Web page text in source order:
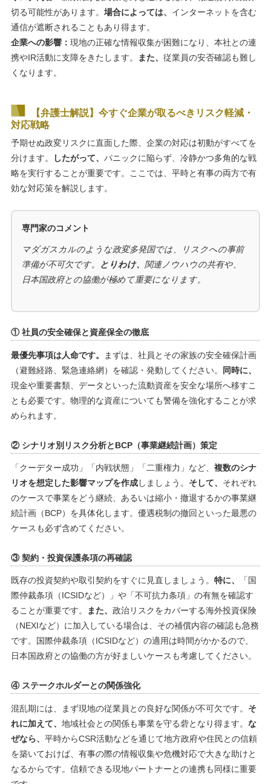
切る可能性があります。 場合によっては、 インターネットを含む
通信が遮断されることもあり得ます。
企業への影響： 現地の正確な情報収集が困難になり、本社との連
携やIR活動に支障をきたします。
また、 従業員の安否確認も難し
くなります。
【弁護士解説】今すぐ企業が取るべきリスク軽減・
対応戦略
予期せぬ政変リスクに直面した際、企業の対応は初動がすべてを
分けます。
したがって、 パニックに陥らず、冷静かつ多角的な戦
略を実行することが重要です。ここでは、平時と有事の両方で有
効な対応策を解説します。
専門家のコメント
マダガスカルのような政変多発国では、リスクへの事前
準備が不可欠です。
とりわけ、 関連ノウハウの共有や、
日本国政府との協働が極めて重要になります。
① 社員の安全確保と資産保全の徹底
最優先事項は人命です。
まずは、社員とその家族の安全確保計画
（避難経路、緊急連絡網）を確認・発動してください。
同時に、
現金や重要書類、データといった流動資産を安全な場所へ移すこ
とも必要です。物理的な資産についても警備を強化することが求
められます。
② シナリオ別リスク分析とBCP（事業継続計画）策定
「クーデター成功」「内戦状態」「二重権力」など、 複数のシナ
リオを想定した影響マップを作成しましょう。 そして、 それぞれ
のケースで事業をどう継続、あるいは縮小・撤退するかの事業継
続計画（BCP）を具体化します。優遇税制の撤回といった最悪の
ケースも必ず含めてください。
③ 契約・投資保護条項の再確認
既存の投資契約や取引契約をすぐに見直しましょう。 特に、
「国
際仲裁条項（ICSIDなど）」や「不可抗力条項」の有無を確認す
ることが重要です。
また、 政治リスクをカバーする海外投資保険
（NEXIなど）に加入している場合は、その補償内容の確認も急務
です。国際仲裁条項（ICSIDなど）の適用は時間がかかるので、
日本国政府との協働の方が好ましいケースも考慮してください。
④ ステークホルダーとの関係強化
混乱期には、まず現地の従業員との良好な関係が不可欠です。 そ
れに加えて、 地域社会との関係も事業を守る砦となり得ます。 な
ぜなら、 平時からCSR活動などを通じて地方政府や住民との信頼
を築いておけば、有事の際の情報収集や危機対応で大きな助けと
なるからです。信頼できる現地パートナーとの連携も同様に重要